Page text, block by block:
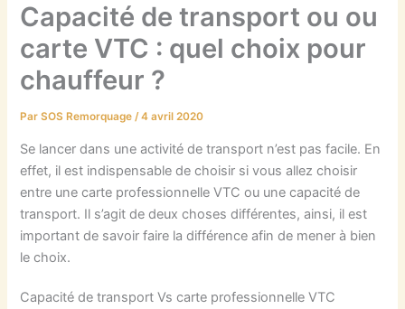
Capacité de transport ou ou
carte VTC : quel choix pour
chauffeur ?
ParSOS Remorquage/4 avril 2020
Se lancer dans une activité de transport n’est pas facile. En
effet, il est indispensable de choisir si vous allez choisir
entre une carte professionnelle VTC ou une capacité de
transport. Il s’agit de deux choses différentes, ainsi, il est
important de savoir faire la différence afin de mener à bien
le choix.
Capacité de transport Vs carte professionnelle VTC